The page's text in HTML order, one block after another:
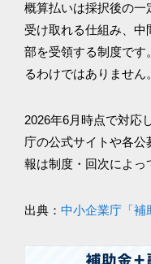
概算払いは採択後の一
受け取れる仕組み、
部を受領する制度です
るわけではありません。
2026年6月時点で対応
庁の公式サイトや各
報は制度・回次によっ
出典： 中小企業庁「補